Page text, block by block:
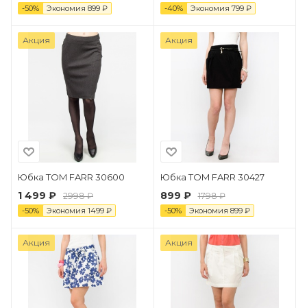
-50% Экономия 899 ₽ -40% Экономия 799₽
Акция
Юбка TOM FARR 30600
1 499 ₽ 2998 ₽
-50% Экономия 1499 ₽
Акция
Юбка TOM FARR 30427
899 ₽ 1798 ₽
-50% Экономия 899₽
Акция Акция